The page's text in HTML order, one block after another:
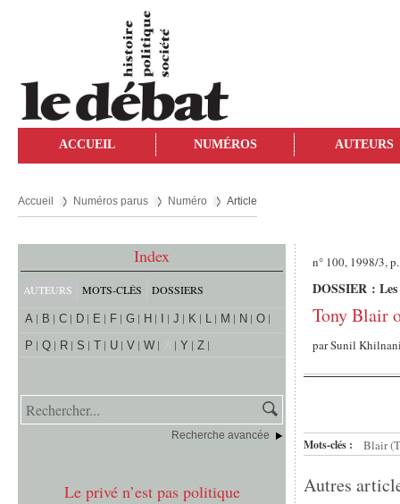
ACCUEIL NUMÉROS AUTEURS
Accueil Numéros parus Numéro Article
Index
AUTEURS MOTS-CLÉS DOSSIERS
A B C D E F G H J K L M N
O
P
Q R S T U V W Y Z
Recherche avancée
Le privé n’est pas politique
n° 100, 1998/3,
DOSSIER : Les
Tony Blair
parSunil
Mots-clés : Blair
Autres